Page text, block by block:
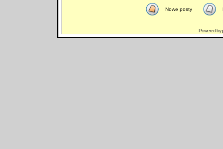
Nowe posty
Powered by